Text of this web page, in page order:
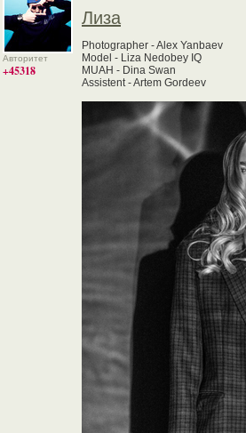
Авторитет
+45318
Лиза
Photographer - Alex Yanbaev
Model - Liza Nedobey IQ
MUAH - Dina Swan
Assistent - Artem Gordeev